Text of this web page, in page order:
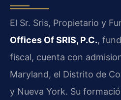
El Sr. Sris, Propietario y
Offices Of SRIS, P.C.,
fiscal, cuenta con
Maryland, el Distrito de
y Nueva York. Su